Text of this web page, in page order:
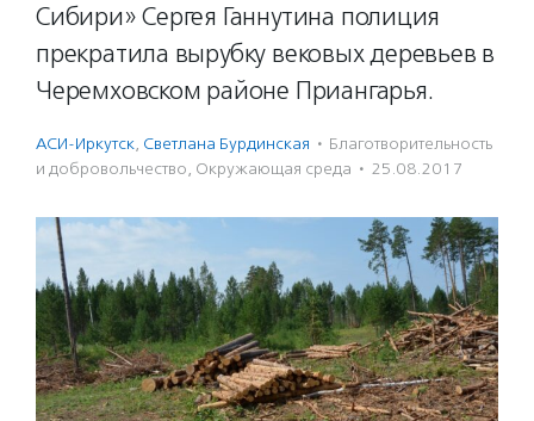
Сибири» Сергея Ганнутина полиция
прекратила вырубку вековых деревьев в
Черемховском районе Приангарья.
АСИ-Иркутск, Светлана Бурдинская · Благотвори­тель­ность
и доброволь­чест­во, Окружающая среда · 25.08.2017